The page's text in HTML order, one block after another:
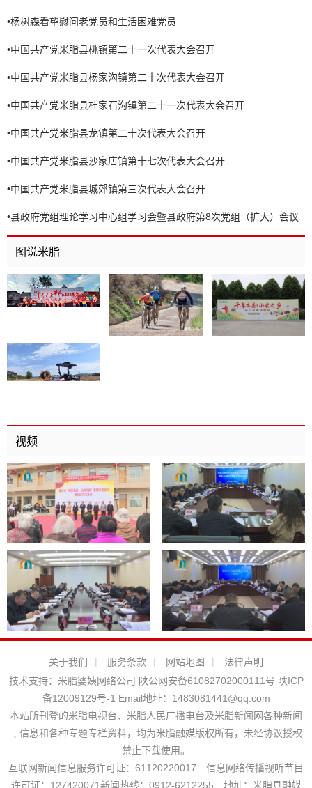
•杨树森看望慰问老党员和生活困难党员
•中国共产党米脂县桃镇第二十一次代表大会召开
•中国共产党米脂县杨家沟镇第二十次代表大会召开
•中国共产党米脂县杜家石沟镇第二十一次代表大会召开
•中国共产党米脂县龙镇第二十次代表大会召开
•中国共产党米脂县沙家店镇第十七次代表大会召开
•中国共产党米脂县城郊镇第三次代表大会召开
•县政府党组理论学习中心组学习会暨县政府第8次党组（扩大）会议
召开
图说米脂
视频
关于我们 | 服务条款 | 网站地图 |
法律声明
技术支持： 米脂婆姨网络公司 陕公网安备61082702000111号 陕ICP
备12009129号-1 Email地址： 1483081441@qq.com
本站所刊登的米脂电视台、米脂人民广播电台及米脂新闻网各种新闻
﹑信息和各种专题专栏资料，均为米脂融媒版权所有，未经协议授权
禁止下载使用。
互联网新闻信息服务许可证：61120220017 信息网络传播视听节目
许可证：127420071新闻热线：0912-6212255 地址：米脂县融媒